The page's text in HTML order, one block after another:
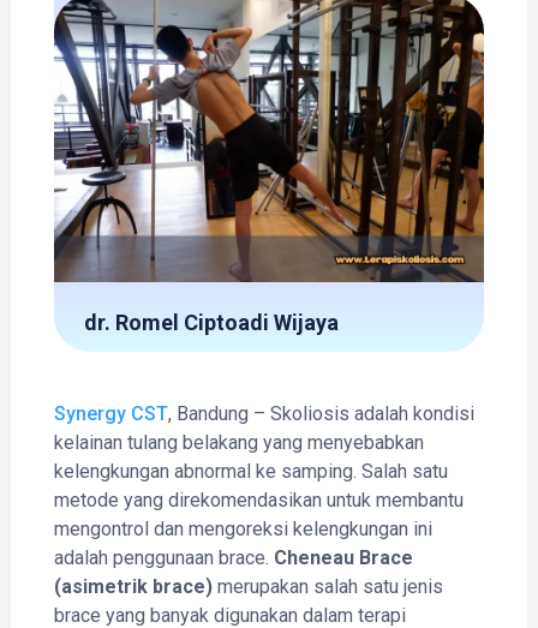
dr. Romel Ciptoadi Wijaya
Synergy CST, Bandung – Skoliosis adalah kondisi
kelainan tulang belakang yang menyebabkan
kelengkungan abnormal ke samping. Salah satu
metode yang direkomendasikan untuk membantu
mengontrol dan mengoreksi kelengkungan ini
adalah penggunaan brace. Cheneau Brace
(asimetrik brace)merupakan salah satu jenis
brace yang banyak digunakan dalam terapi